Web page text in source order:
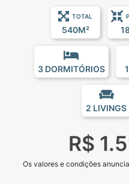
TOTAL
540M²
3 DORMITÓRIOS
2 LIVINGS
R$
Os valores e condições